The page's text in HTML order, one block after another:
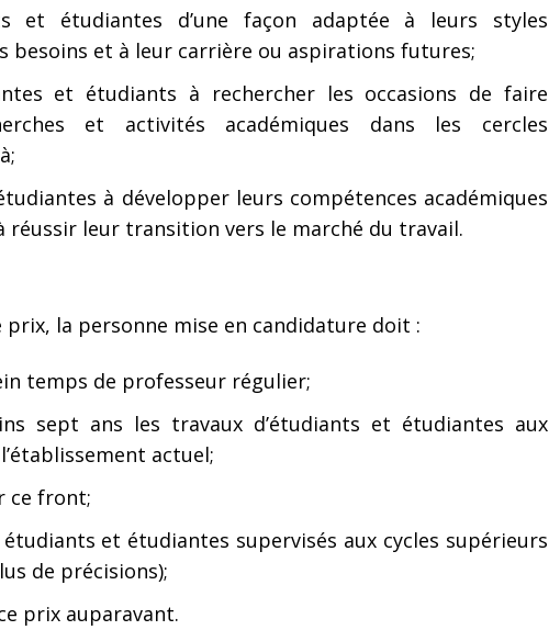
et étudiantes d’une façon adaptée à leurs styles
besoins et à leur carrière ou aspirations futures;
et étudiants à rechercher les occasions de faire
et activités académiques dans les cercles
à développer leurs compétences académiques
réussir leur transition vers le marché du travail.
prix, la personne mise en candidature doit :
temps de professeur régulier;
sept ans les travaux d’étudiants et étudiantes aux
actuel;
ce front;
et étudiantes supervisés aux cycles supérieurs
de précisions);
prix auparavant.